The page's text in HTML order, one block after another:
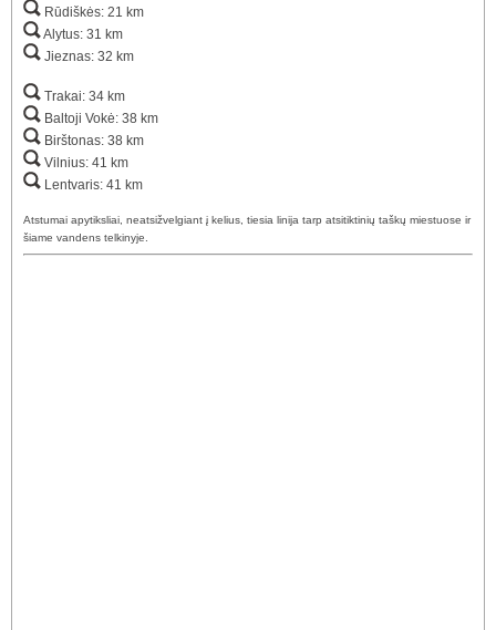
Rūdiškės: 21 km
Alytus: 31 km
Jieznas: 32 km
Trakai: 34 km
Baltoji Vokė: 38 km
Birštonas: 38 km
Vilnius: 41 km
Lentvaris: 41 km
Atstumai apytiksliai, neatsižvelgiant į kelius, tiesia linija tarp atsitiktinių taškų miestuose ir
šiame vandens telkinyje.